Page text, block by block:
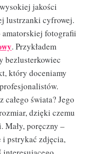
jakości
lustrzanki cyfrowej.
amatorskiej fotografii
. Przykładem
bezlusterkowiec
który doceniamy
świata? Jego
dzięki czemu
Mały, poręczny –
i pstrykać zdjęcia,